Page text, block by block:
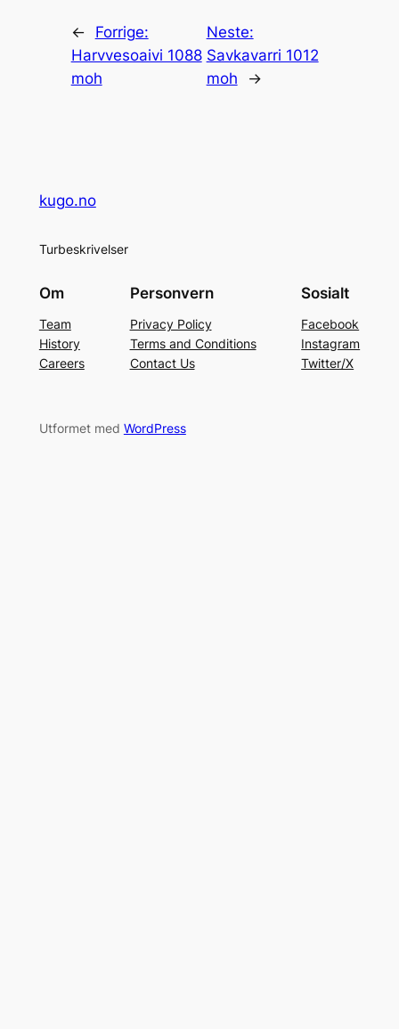
←
Forrige:
Harvvesoaivi 1088
moh
Neste:
Savkavarri 1012
moh
→
kugo.no
Turbeskrivelser
Om
Team
History
Careers
Personvern
Privacy Policy
Terms and Conditions
Contact Us
Sosialt
Facebook
Instagram
Twitter/X
Utformet med WordPress